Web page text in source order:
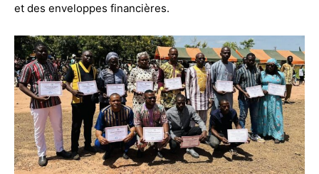
et des enveloppes financières.